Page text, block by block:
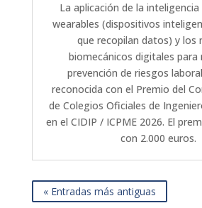
La aplicación de la
wearables (dispositivos
que recopilan datos) y los
biomecánicos digitales para
prevención de riesgos
reconocida con el Premio del
de Colegios Oficiales de
en el CIDIP / ICPME 2026. El
con 2.000 euros.
« Entradas más antiguas